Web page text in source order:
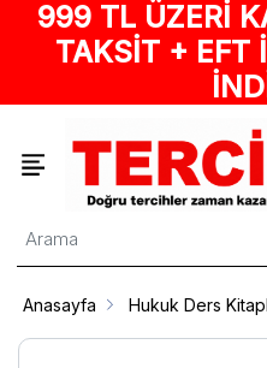
999 TL ÜZERİ
TAKSİT + EFT
Anasayfa Hukuk Ders